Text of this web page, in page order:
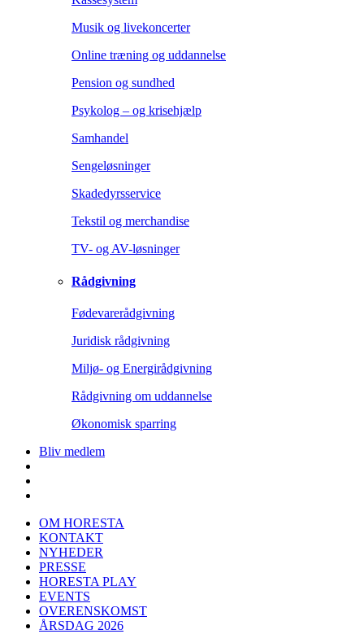
Musik og livekoncerter
Online træning og uddannelse
Pension og sundhed
Psykolog – og krisehjælp
Samhandel
Sengeløsninger
Skadedyrsservice
Tekstil og merchandise
TV- og AV-løsninger
Rådgivning
Fødevarerådgivning
Juridisk rådgivning
Miljø- og Energirådgivning
Rådgivning om uddannelse
Økonomisk sparring
Bliv medlem
OM HORESTA
KONTAKT
NYHEDER
PRESSE
HORESTA PLAY
EVENTS
OVERENSKOMST
ÅRSDAG 2026